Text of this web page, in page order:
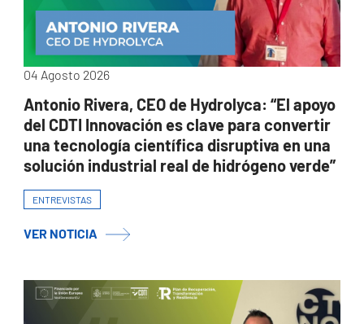
04 Agosto 2026
Antonio Rivera, CEO de Hydrolyca: “El apoyo
del CDTI Innovación es clave para convertir
una tecnología científica disruptiva en una
solución industrial real de hidrógeno verde”
ENTREVISTAS
VER NOTICIA